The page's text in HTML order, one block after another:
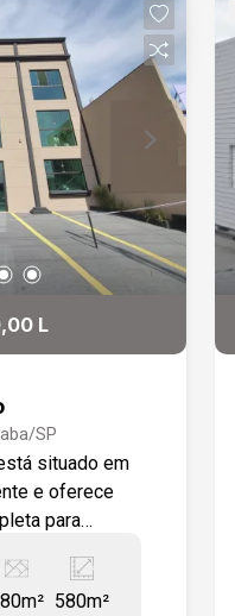
L
SP
situado em
e oferece
para
veículos e 2
580m²